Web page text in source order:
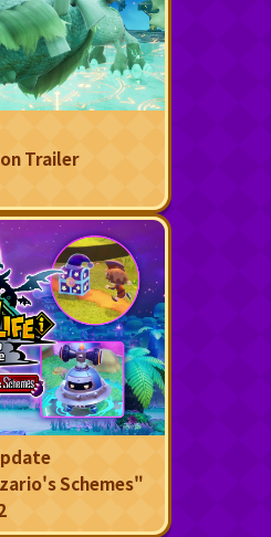
Trailer
Schemes"